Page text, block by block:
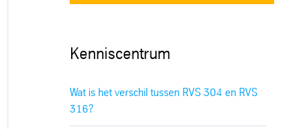
Kenniscentrum
Wat is het verschil tussen RVS 304 en RVS
316?